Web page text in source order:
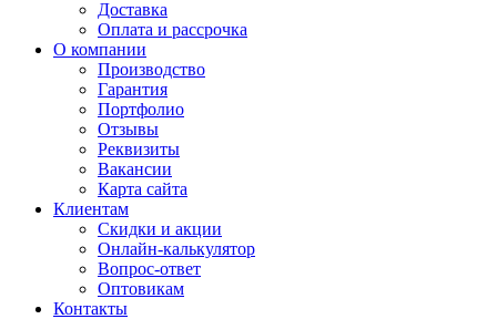
Доставка
Оплата и рассрочка
О компании
Производство
Гарантия
Портфолио
Отзывы
Реквизиты
Вакансии
Карта сайта
Клиентам
Скидки и акции
Онлайн-калькулятор
Вопрос-ответ
Оптовикам
Контакты